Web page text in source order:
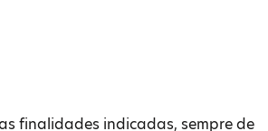
finalidades indicadas, sempre de